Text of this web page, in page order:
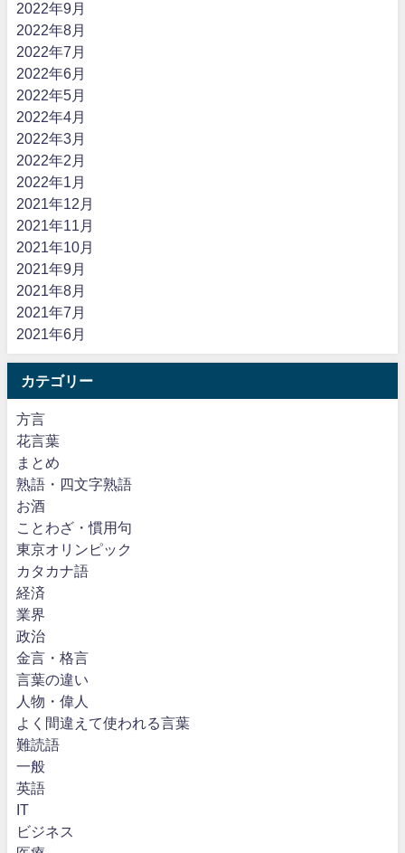
2022年9月
2022年8月
2022年7月
2022年6月
2022年5月
2022年4月
2022年3月
2022年2月
2022年1月
2021年12月
2021年11月
2021年10月
2021年9月
2021年8月
2021年7月
2021年6月
カテゴリー
方言
花言葉
まとめ
熟語・四文字熟語
お酒
ことわざ・慣用句
東京オリンピック
カタカナ語
経済
業界
政治
金言・格言
言葉の違い
人物・偉人
よく間違えて使われる言葉
難読語
一般
英語
IT
ビジネス